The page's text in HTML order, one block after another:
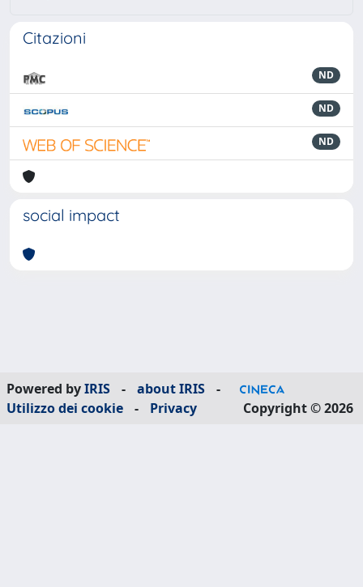
Citazioni
ND
ND
ND
social impact
Powered byIRIS - about IRIS
-
Utilizzo dei cookie
- Privacy Copyright © 2026